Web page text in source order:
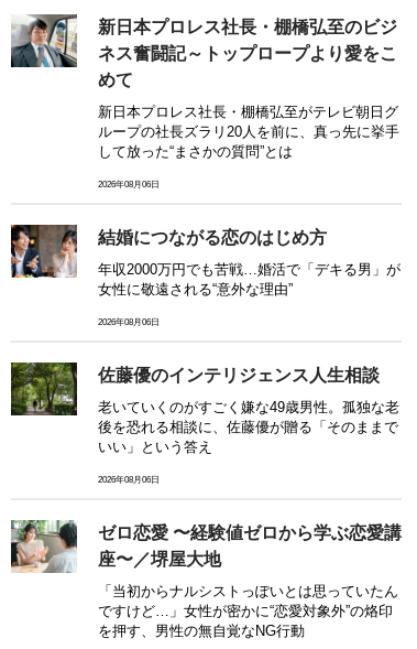
新日本プロレス社長・棚橋弘至のビジ
ネス奮闘記～トップロープより愛をこ
めて
新日本プロレス社長・棚橋弘至がテレビ朝日グ
ループの社長ズラリ20人を前に、真っ先に挙手
して放った“まさかの質問”とは
2026年08月06日
結婚につながる恋のはじめ方
年収2000万円でも苦戦…婚活で「デキる男」が
女性に敬遠される“意外な理由”
2026年08月06日
佐藤優のインテリジェンス人生相談
老いていくのがすごく嫌な49歳男性。孤独な老
後を恐れる相談に、佐藤優が贈る「そのままで
いい」という答え
2026年08月06日
ゼロ恋愛 〜経験値ゼロから学ぶ恋愛講
座〜／堺屋大地
「当初からナルシストっぽいとは思っていたん
ですけど…」女性が密かに“恋愛対象外”の烙印
を押す、男性の無自覚なNG行動